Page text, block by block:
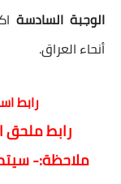
الوجبة السادسة
أنحاء العراق.
رابط
رابط ملحق
ملاحظة:- سيتم